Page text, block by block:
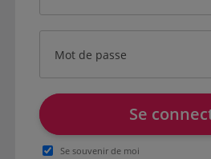
Mot de passe
Se
Se souvenir de moi